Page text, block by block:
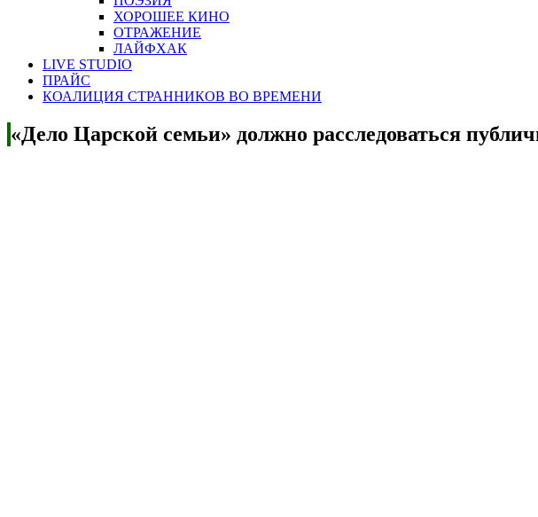
ХОРОШЕЕ КИНО
ОТРАЖЕНИЕ
ЛАЙФХАК
LIVE STUDIO
ПРАЙС
КОАЛИЦИЯ СТРАННИКОВ ВО ВРЕМЕНИ
«Дело Царской семьи» должно расследоваться